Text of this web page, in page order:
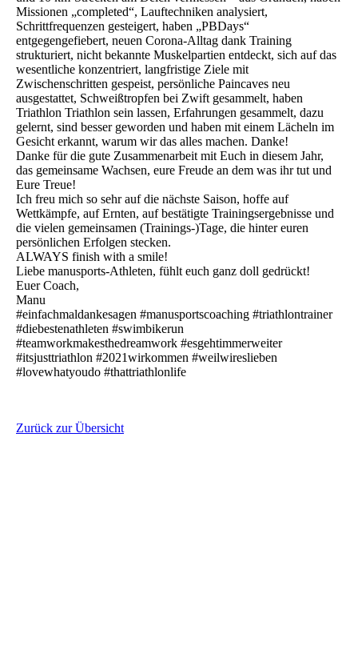
Missionen „completed“, Lauftechniken analysiert,
Schrittfrequenzen gesteigert, haben „PBDays“
entgegengefiebert, neuen Corona-Alltag dank Training
strukturiert, nicht bekannte Muskelpartien entdeckt, sich auf das
wesentliche konzentriert, langfristige Ziele mit
Zwischenschritten gespeist, persönliche Paincaves neu
ausgestattet, Schweißtropfen bei Zwift gesammelt, haben
Triathlon Triathlon sein lassen, Erfahrungen gesammelt, dazu
gelernt, sind besser geworden und haben mit einem Lächeln im
Gesicht erkannt, warum wir das alles machen. Danke!
Danke für die gute Zusammenarbeit mit Euch in diesem Jahr,
das gemeinsame Wachsen, eure Freude an dem was ihr tut und
Eure Treue!
Ich freu mich so sehr auf die nächste Saison, hoffe auf
Wettkämpfe, auf Ernten, auf bestätigte Trainingsergebnisse und
die vielen gemeinsamen (Trainings-)Tage, die hinter euren
persönlichen Erfolgen stecken.
ALWAYS finish with a smile!
Liebe manusports-Athleten, fühlt euch ganz doll gedrückt!
Euer Coach,
Manu
#einfachmaldankesagen #manusportscoaching #triathlontrainer
#diebestenathleten #swimbikerun
#teamworkmakesthedreamwork #esgehtimmerweiter
#itsjusttriathlon #2021wirkommen #weilwireslieben
#lovewhatyoudo #thattriathlonlife
Zurück zur Übersicht